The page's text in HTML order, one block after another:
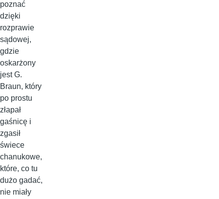
poznać
dzięki
rozprawie
sądowej,
gdzie
oskarżony
jest G.
Braun, który
po prostu
złapał
gaśnicę i
zgasił
świece
chanukowe,
które, co tu
dużo gadać,
nie miały